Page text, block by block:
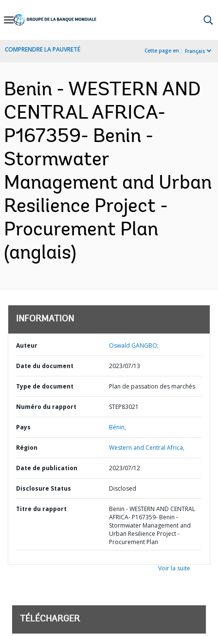
Skip
Navigation
COMPRENDRE LA PAUVRETÉ Cette page en : Français
Benin - WESTERN AND
CENTRAL AFRICA-
P167359- Benin -
Stormwater
Management and Urban
Resilience Project -
Procurement Plan
(anglais)
INFORMATION
Auteur Oswald GANGBO;
Date du document 2023/07/13
Type de document Plan de passation des marchés
Numéro du rapport STEP83021
Pays Bénin,
Région Western and Central Africa,
Date de publication 2023/07/12
Disclosure Status Disclosed
Titre du rapport
Benin - WESTERN AND CENTRAL
AFRICA- P167359- Benin -
Stormwater Management and
Urban Resilience Project -
Procurement Plan
Voir la suite
TÉLÉCHARGER